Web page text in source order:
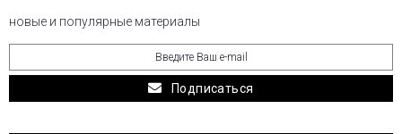
новые и популярные материалы
Подписаться